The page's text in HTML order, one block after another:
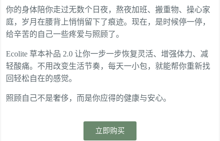
你的身体陪你走过无数个日夜，熬夜加班、搬重物、操心家
庭，岁月在腰背上悄悄留下了痕迹。现在，是时候停一停，
给辛苦的自己一些疼爱与照顾了。
Ecolite 草本补品 2.0 让你一步一步恢复灵活、增强体力、减
轻酸痛。不用改变生活节奏，每天一小包，就能帮你重新找
回轻松自在的感觉。
照顾自己不是奢侈，而是你应得的健康与安心。
立即购买